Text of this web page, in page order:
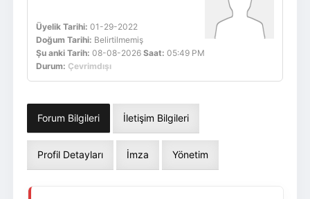
Üyelik Tarihi: 01-29-2022
Doğum Tarihi: Belirtilmemiş
Şu anki Tarih: 08-08-2026 Saat: 05:49 PM
Durum: Çevrimdışı
Forum Bilgileri İletişim Bilgileri
Profil Detayları İmza Yönetim